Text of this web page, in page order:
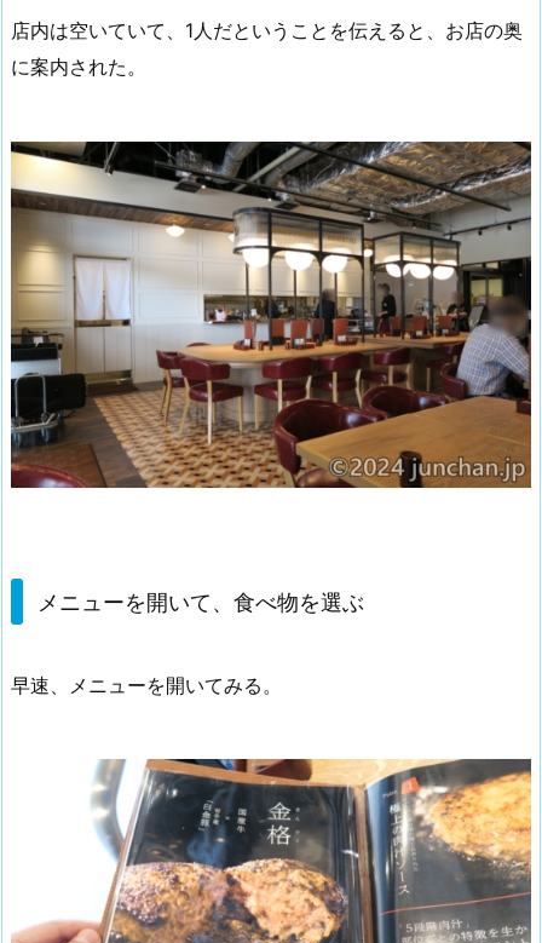
店内は空いていて、1人だということを伝えると、お店の奥
に案内された。
メニューを開いて、食べ物を選ぶ
早速、メニューを開いてみる。